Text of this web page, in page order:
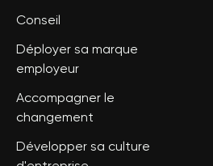
Conseil
Déployer sa marque
employeur
Accompagner le
changement
Développer sa culture